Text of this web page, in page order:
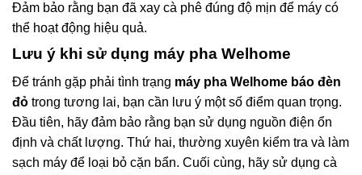
Đảm bảo rằng bạn đã xay cà phê đúng độ mịn để máy có
thể hoạt động hiệu quả.
Lưu ý khi sử dụng máy pha Welhome
Để tránh gặp phải tình trạng máy pha Welhome báo đèn
đỏ trong tương lai, bạn cần lưu ý một số điểm quan trọng.
Đầu tiên, hãy đảm bảo rằng bạn sử dụng nguồn điện ổn
định và chất lượng. Thứ hai, thường xuyên kiểm tra và làm
sạch máy để loại bỏ cặn bẩn. Cuối cùng, hãy sử dụng cà